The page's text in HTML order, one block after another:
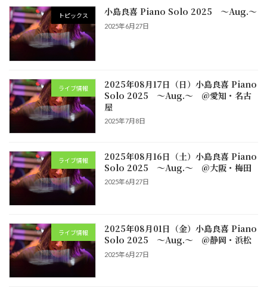
トピックス 小島良喜 Piano Solo 2025 ～Aug.～
2025年6月27日
ライブ情報
2025年08月17日（日）小島良喜 Piano
Solo 2025 ～Aug.～ @愛知・名古
屋
2025年7月8日
ライブ情報
2025年08月16日（土）小島良喜 Piano
Solo 2025 ～Aug.～ @大阪・梅田
2025年6月27日
ライブ情報
2025年08月01日（金）小島良喜 Piano
Solo 2025 ～Aug.～ @静岡・浜松
2025年6月27日